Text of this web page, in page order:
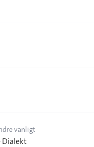
vanligt
Dialekt